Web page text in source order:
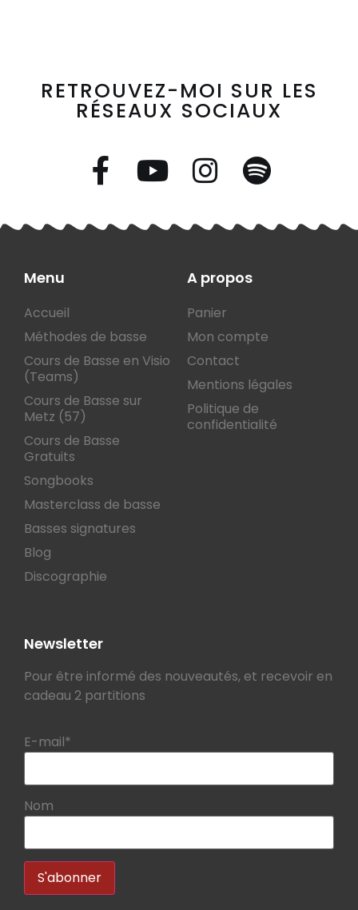
RETROUVEZ-MOI SUR LES
RÉSEAUX SOCIAUX
Menu
Accueil
Méthodes de basse
Cours de Basse en Visio
(Teams)
Cours de Basse sur
Metz (57)
Cours de Basse
Gratuits
Songbooks
Masterclass de basse
Basses signatures
Blog
Discographie
A propos
Panier
Mon compte
Contact
Mentions légales
Politique de
confidentialité
Newsletter
Pour être informé des nouveautés, et recevoir en
cadeau 2 partitions
E-mail*
Nom